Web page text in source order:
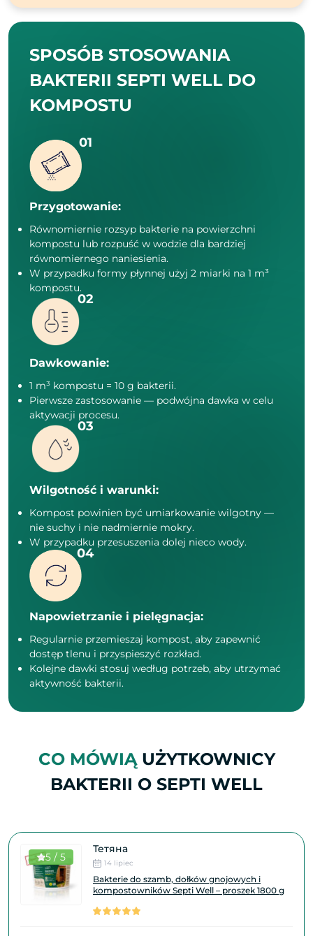
SPOSÓB STOSOWANIA
BAKTERII SEPTI WELL DO
KOMPOSTU
Przygotowanie:
Równomiernie rozsyp bakterie na powierzchni
kompostu lub rozpuść w wodzie dla bardziej
równomiernego naniesienia.
W przypadku formy płynnej użyj 2 miarki na 1 m³
kompostu.
Dawkowanie:
1 m³ kompostu = 10 g bakterii.
Pierwsze zastosowanie — podwójna dawka w celu
aktywacji procesu.
Wilgotność i warunki:
Kompost powinien być umiarkowanie wilgotny —
nie suchy i nie nadmiernie mokry.
W przypadku przesuszenia dolej nieco wody.
Napowietrzanie i pielęgnacja:
Regularnie przemieszaj kompost, aby zapewnić
dostęp tlenu i przyspieszyć rozkład.
Kolejne dawki stosuj według potrzeb, aby utrzymać
aktywność bakterii.
CO MÓWIĄ UŻYTKOWNICY
BAKTERII O SEPTI WELL
5 / 5
Тетяна
14 lipiec
Bakterie do szamb, dołków gnojowych i
kompostowników Septi Well – proszek 1800 g